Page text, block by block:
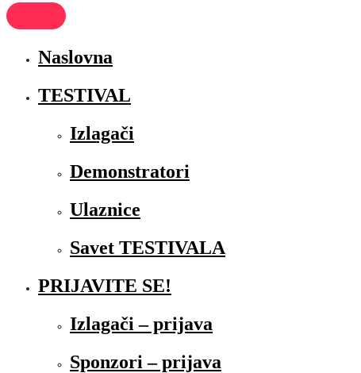
Naslovna
TESTIVAL
Izlagači
Demonstratori
Ulaznice
Savet TESTIVALA
PRIJAVITE SE!
Izlagači – prijava
Sponzori – prijava